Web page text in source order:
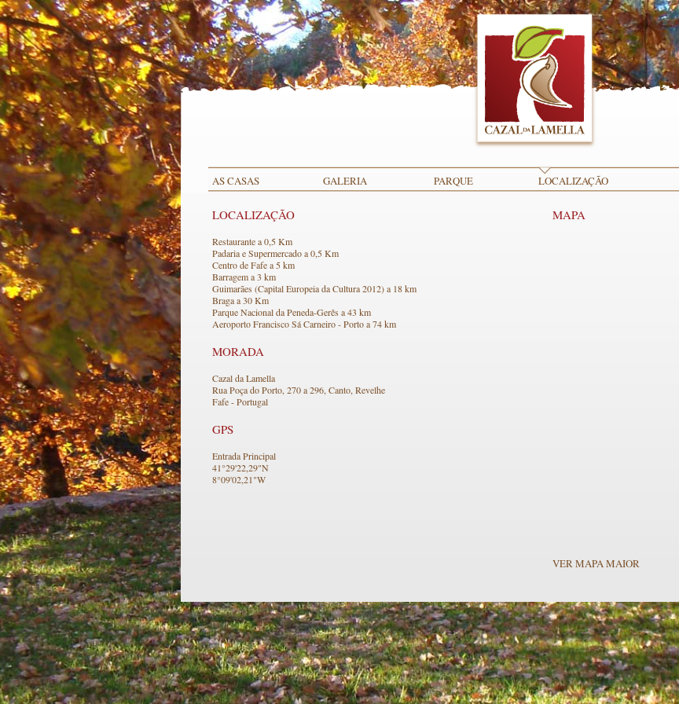
AS CASAS GALERIA PARQUE LOCALIZAÇÃO
LOCALIZAÇÃO
Restaurante a 0,5 Km
Padaria e Supermercado a 0,5 Km
Centro de Fafe a 5 km
Barragem a 3 km
Guimarães (Capital Europeia da Cultura 2012) a 18 km
Braga a 30 Km
Parque Nacional da Peneda-Gerês a 43 km
Aeroporto Francisco Sá Carneiro - Porto a 74 km
MORADA
Cazal da Lamella
Rua Poça do Porto, 270 a 296, Canto, Revelhe
Fafe - Portugal
GPS
Entrada Principal
41°29'22,29"N
8°09'02,21"W
MAPA
VER MAPA MAIOR